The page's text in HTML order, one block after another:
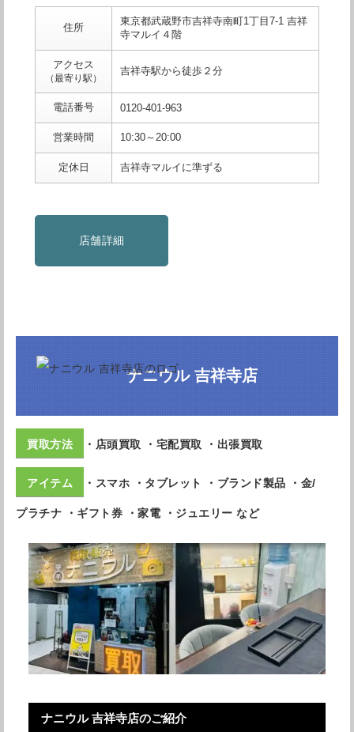
住所
東京都武蔵野市吉祥寺南町1丁目7-1 吉祥
寺マルイ４階
アクセス
（最寄り駅）
吉祥寺駅から徒歩２分
電話番号 0120-401-963
営業時間 10:30～20:00
定休日 吉祥寺マルイに準ずる
店舗詳細
ナニウル 吉祥寺店
・店頭買取 ・宅配買取 ・出張買取
・スマホ ・タブレット ・ブランド製品 ・金/
プラチナ ・ギフト券 ・家電 ・ジュエリー など
ナニウル 吉祥寺店のご紹介